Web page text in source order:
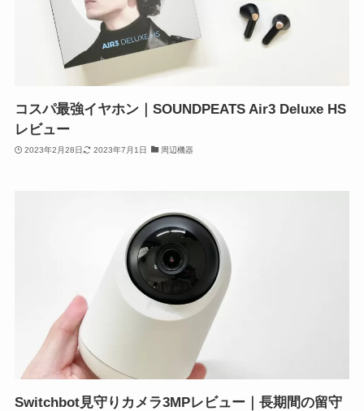
コスパ最強イヤホン｜SOUNDPEATS Air3 Deluxe HS
レビュー
2023年2月28日 2023年7月1日 周辺機器
Switchbot見守りカメラ3MPレビュー｜長期間の留守